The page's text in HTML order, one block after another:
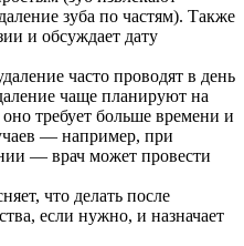
зуба по частям). Также
и обсуждает дату
часто проводят в день
чаще планируют на
требует больше времени и
— например, при
— врач может провести
что делать после
если нужно, и назначает